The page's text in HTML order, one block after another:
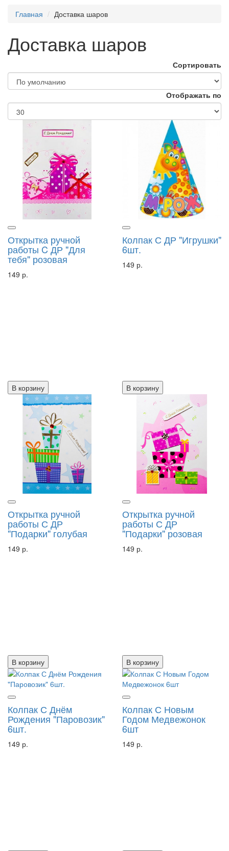
Главная
Доставка шаров
Доставка шаров
Сортировать
Отображать по
Открытка ручной
работы C ДР "Для
тебя" розовая
149 р.
В корзину
Колпак С ДР "Игрушки"
6шт.
149 р.
В корзину
Открытка ручной
работы С ДР
"Подарки" голубая
149 р.
В корзину
Открытка ручной
работы С ДР
"Подарки" розовая
149 р.
В корзину
Колпак С Днём
Рождения "Паровозик"
6шт.
149 р.
Колпак С Новым
Годом Медвежонок
6шт
149 р.